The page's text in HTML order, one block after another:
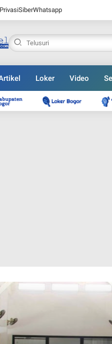
PrivasiSiberWhatsapp
Loker Video